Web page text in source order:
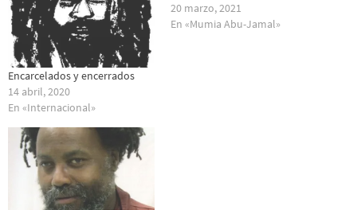
Encarcelados y encerrados
14 abril, 2020
En «Internacional»
20 marzo, 2021
En «Mumia Abu-Jamal»